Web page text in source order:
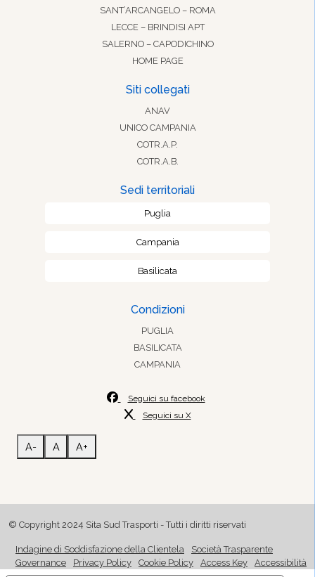
SANT’ARCANGELO – ROMA
LECCE – BRINDISI APT
SALERNO – CAPODICHINO
HOME PAGE
Siti collegati
ANAV
UNICO CAMPANIA
COTR.A.P.
COTR.A.B.
Sedi territoriali
Puglia
Campania
Basilicata
Condizioni
PUGLIA
BASILICATA
CAMPANIA
Seguici su facebook
Seguici su X
A- A A+
© Copyright 2024 Sita Sud Trasporti - Tutti i diritti riservati
Indagine di Soddisfazione della Clientela
Società Trasparente
Governance
Privacy Policy Cookie Policy Access Key Accessibilità